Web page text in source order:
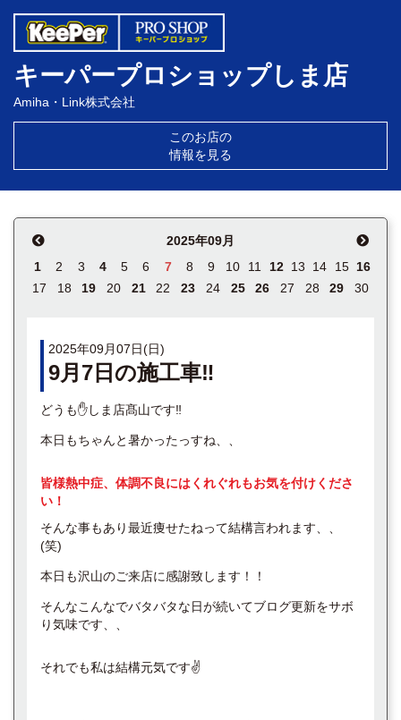
キーパープロショップしま店
Amiha・Link株式会社
このお店の
情報を見る
2025年09月
1
2 3 4 5 6 7 8 9 10 11 12 13 14 15 16
17
18 19 20 21 22 23 24 25 26 27 28 29 30
2025年09月07日(日)
9月7日の施工車‼️
どうも✋しま店髙山です‼️
本日もちゃんと暑かったっすね、、
皆様熱中症、体調不良にはくれぐれもお気を付けくださ
い！
そんな事もあり最近痩せたねって結構言われます、、
(笑)
本日も沢山のご来店に感謝致します！！
そんなこんなでバタバタな日が続いてブログ更新をサボ
り気味です、、
それでも私は結構元気です✌️